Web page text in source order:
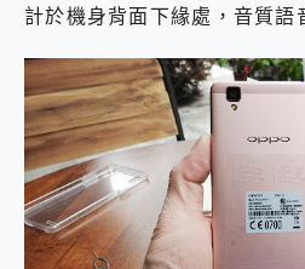
計於機身背面下緣處，音質語